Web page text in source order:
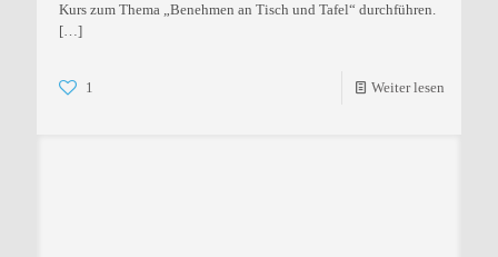
Kurs zum Thema „Benehmen an Tisch und Tafel“ durchführen.
[…]
1 Weiter lesen